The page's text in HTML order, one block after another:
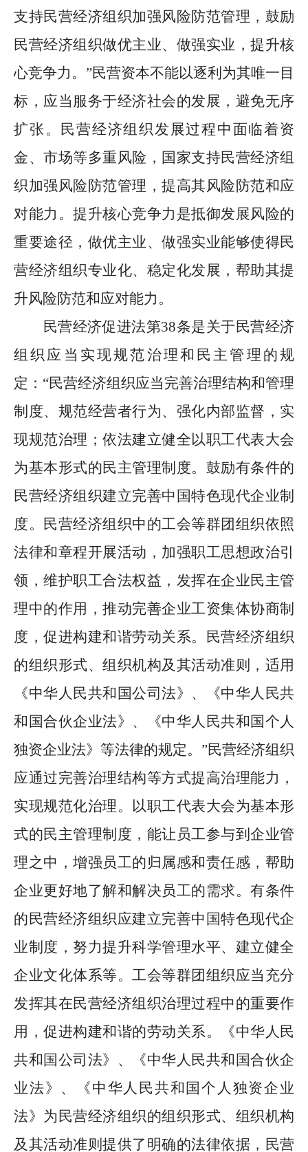
支持民营经济组织加强风险防范管理，鼓励
民营经济组织做优主业、做强实业，提升核
心竞争力。 ”民营资本不能以逐利为其唯一目
标，应当服务于经济社会的发展，避免无序
扩张。民营经济组织发展过程中面临着资
金、市场等多重风险，国家支持民营经济组
织加强风险防范管理，提高其风险防范和应
对能力。提升核心竞争力是抵御发展风险的
重要途径，做优主业、做强实业能够使得民
营经济组织专业化、稳定化发展，帮助其提
升风险防范和应对能力。
民营经济促进法第38条是关于民营经济
组织应当实现规范治理和民主管理的规
定： “民营经济组织应当完善治理结构和管理
制度、规范经营者行为、强化内部监督，实
现规范治理；依法建立健全以职工代表大会
为基本形式的民主管理制度。鼓励有条件的
民营经济组织建立完善中国特色现代企业制
度。民营经济组织中的工会等群团组织依照
法律和章程开展活动，加强职工思想政治引
领，维护职工合法权益，发挥在企业民主管
理中的作用，推动完善企业工资集体协商制
度，促进构建和谐劳动关系。民营经济组织
的组织形式、组织机构及其活动准则，适用
《中华人民共和国公司法》、《中华人民共
和国合伙企业法》、《中华人民共和国个人
独资企业法》等法律的规定。 ”民营经济组织
应通过完善治理结构等方式提高治理能力，
实现规范化治理。以职工代表大会为基本形
式的民主管理制度，能让员工参与到企业管
理之中，增强员工的归属感和责任感，帮助
企业更好地了解和解决员工的需求。有条件
的民营经济组织应建立完善中国特色现代企
业制度，努力提升科学管理水平、建立健全
企业文化体系等。工会等群团组织应当充分
发挥其在民营经济组织治理过程中的重要作
用，促进构建和谐的劳动关系。《中华人民
共和国公司法》、《中华人民共和国合伙企
业法》、《中华人民共和国个人独资企业
法》为民营经济组织的组织形式、组织机构
及其活动准则提供了明确的法律依据，民营